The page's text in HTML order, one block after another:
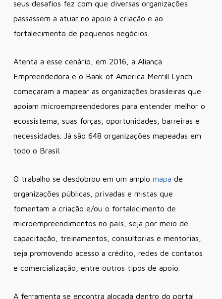
seus desafios fez com que diversas organizações
passassem a atuar no apoio à criação e ao
fortalecimento de pequenos negócios.
Atenta a esse cenário, em 2016, a Aliança
Empreendedora e o Bank of America Merrill Lynch
começaram a mapear as organizações brasileiras que
apoiam microempreendedores para entender melhor o
ecossistema, suas forças, oportunidades, barreiras e
necessidades. Já são 648 organizações mapeadas em
todo o Brasil.
O trabalho se desdobrou em um amplo mapa de
organizações públicas, privadas e mistas que
fomentam a criação e/ou o fortalecimento de
microempreendimentos no país, seja por meio de
capacitação, treinamentos, consultorias e mentorias,
seja promovendo acesso a crédito, redes de contatos
e comercialização, entre outros tipos de apoio.
A ferramenta se encontra alocada dentro do portal